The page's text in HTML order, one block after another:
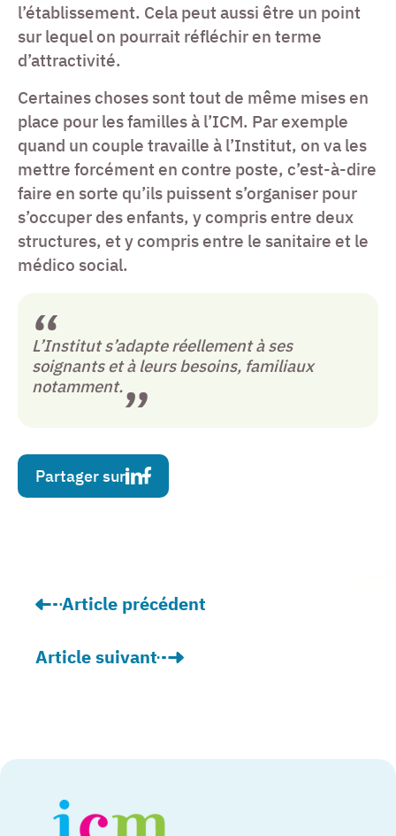
l’établissement. Cela peut aussi être un point
sur lequel on pourrait réfléchir en terme
d’attractivité.
Certaines choses sont tout de même mises en
place pour les familles à l’ICM. Par exemple
quand un couple travaille à l’Institut, on va les
mettre forcément en contre poste, c’est-à-dire
faire en sorte qu’ils puissent s’organiser pour
s’occuper des enfants, y compris entre deux
structures, et y compris entre le sanitaire et le
médico social.
L’Institut s’adapte réellement à ses
soignants et à leurs besoins, familiaux
notamment.
Partager sur
Article précédent
: Notre plateforme de répit des aidants
Article suivant
: « Les patients qui souffrent de troubles